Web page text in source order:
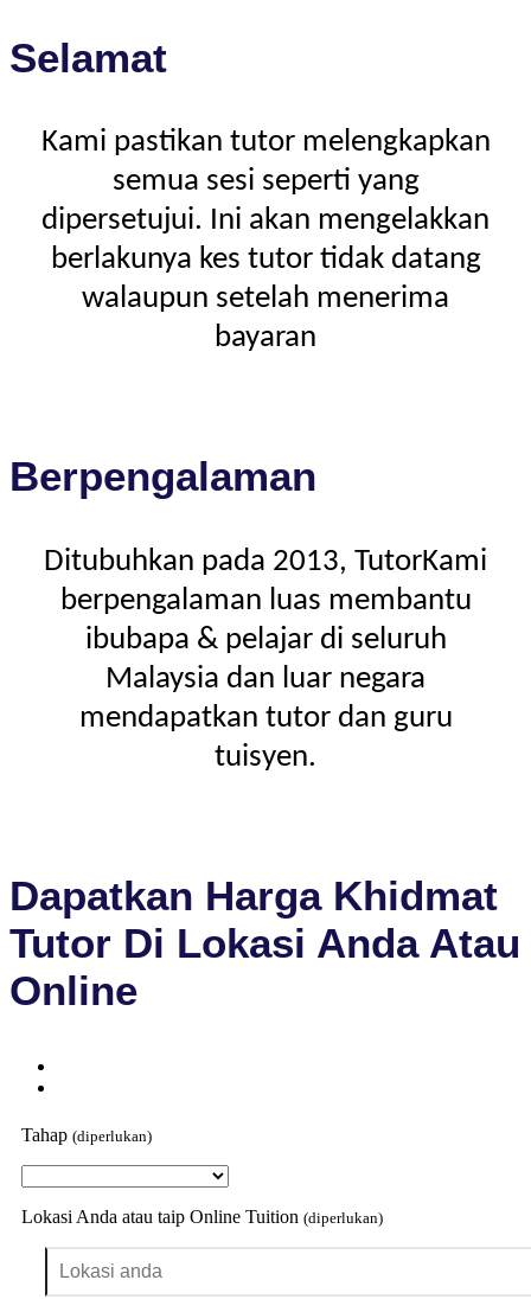
Selamat
Kami pastikan tutor melengkapkan
semua sesi seperti yang
dipersetujui. Ini akan mengelakkan
berlakunya kes tutor tidak datang
walaupun setelah menerima
bayaran
Berpengalaman
Ditubuhkan pada 2013, TutorKami
berpengalaman luas membantu
ibubapa & pelajar di seluruh
Malaysia dan luar negara
mendapatkan tutor dan guru
tuisyen.
Dapatkan Harga Khidmat
Tutor Di Lokasi Anda Atau
Online
Tahap (diperlukan)
Lokasi Anda atau taip Online Tuition (diperlukan)